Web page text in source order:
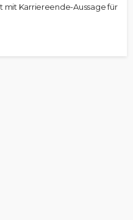
mit Karriereende-Aussage für